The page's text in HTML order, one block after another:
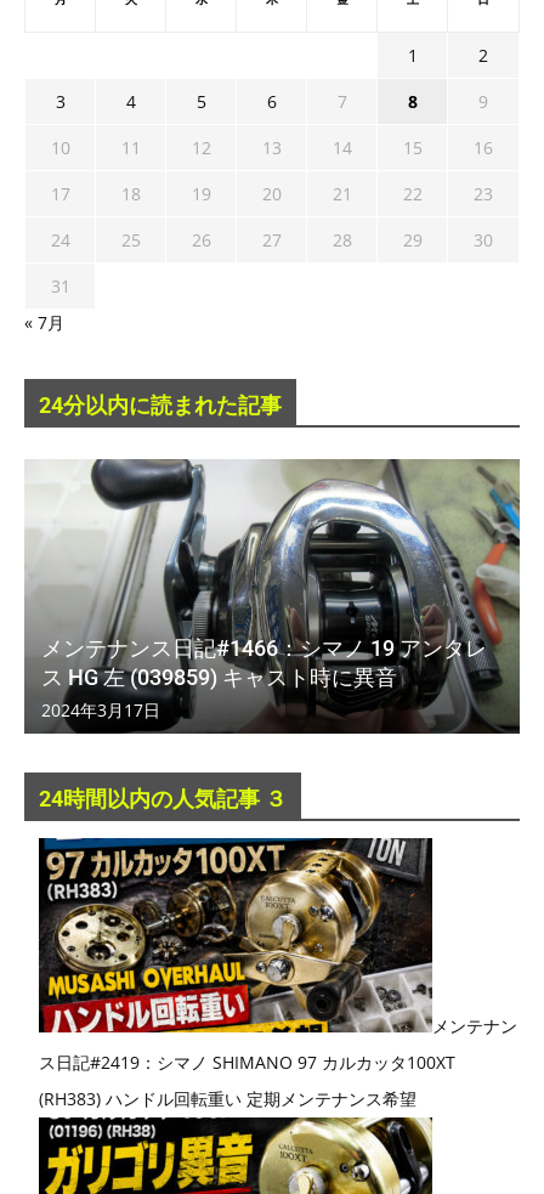
1
2
3
4 5 6 7 8
9
10
11 12 13 14 15
16
17
18 19 20 21 22
23
24
25 26 27 28 29
30
31
« 7月
24分以内に読まれた記事
メンテナンス日記#1466：シマノ 19 アンタレ
ス HG 左 (039859) キャスト時に異音
2024年3月17日
24時間以内の人気記事 ３
メンテナン
ス日記#2419：シマノ SHIMANO 97 カルカッタ100XT
(RH383) ハンドル回転重い 定期メンテナンス希望